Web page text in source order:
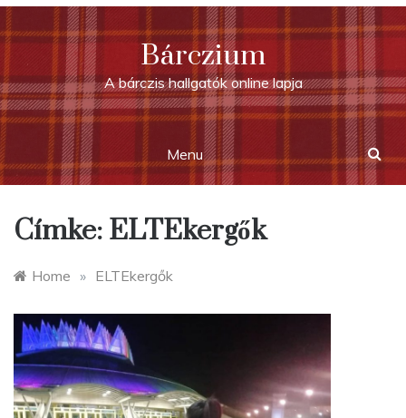
Skip
to
content
Bárczium
A bárczis hallgatók online lapja
Menu
Címke: ELTEkergők
Home » ELTEkergők